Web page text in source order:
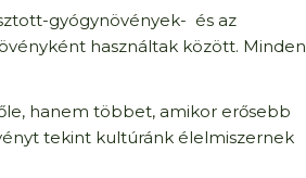
gyógynövények- és az
használtak között. Minden
hanem többet, amikor erősebb
tekint kultúránk élelmiszernek